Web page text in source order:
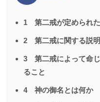
1 第二戒が定められ
2 第二戒に関する説
3 第二戒によって命
ること
4 神の御名とは何か